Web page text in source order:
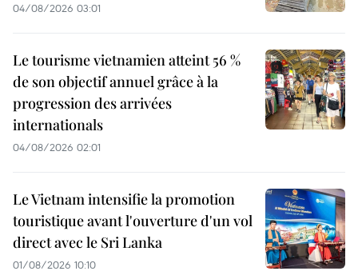
04/08/2026 03:01
Le tourisme vietnamien atteint 56 %
de son objectif annuel grâce à la
progression des arrivées
internationals
04/08/2026 02:01
Le Vietnam intensifie la promotion
touristique avant l'ouverture d'un vol
direct avec le Sri Lanka
01/08/2026 10:10